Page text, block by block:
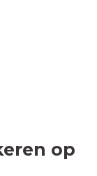
op